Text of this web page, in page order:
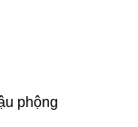
phộng